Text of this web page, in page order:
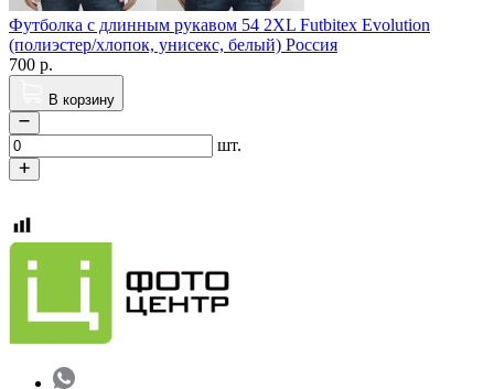
Футболка с длинным рукавом 54 2XL Futbitex Evolution
(полиэстер/хлопок, унисекс, белый) Россия
700 р.
В корзину
шт.